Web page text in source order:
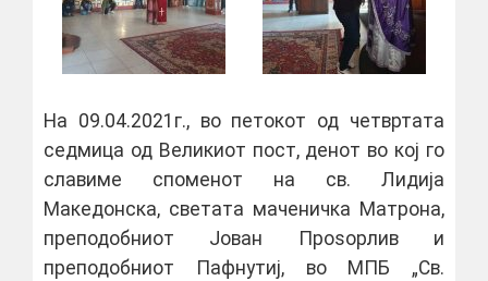
На 09.04.2021г., во петокот од четвртата
седмица од Великиот пост, денот во кој го
славиме споменот на св. Лидија
Македонска, светата маченичка Матрона,
преподобниот Јован Проѕорлив и
преподобниот Пафнутиј, во МПБ „Св.